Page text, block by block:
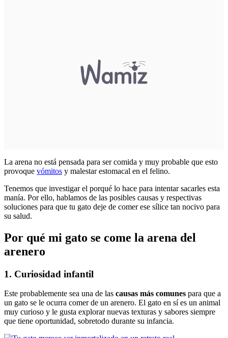
La arena no está pensada para ser comida y muy probable que esto
provoque vómitos y malestar estomacal en el felino.
Tenemos que investigar el porqué lo hace para intentar sacarles esta
manía. Por ello, hablamos de las posibles causas y respectivas
soluciones para que tu gato deje de comer ese sílice tan nocivo para
su salud.
Por qué mi gato se come la arena del
arenero
1. Curiosidad infantil
Este probablemente sea una de las causas más comunes para que a
un gato se le ocurra comer de un arenero. El gato en sí es un animal
muy curioso y le gusta explorar nuevas texturas y sabores siempre
que tiene oportunidad, sobretodo durante su infancia.